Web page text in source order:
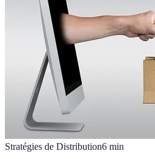
Stratégies de Distribution6 min